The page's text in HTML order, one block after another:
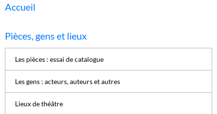
Accueil
Pièces, gens et lieux
Les pièces : essai de catalogue
Les gens : acteurs, auteurs et autres
Lieux de théâtre